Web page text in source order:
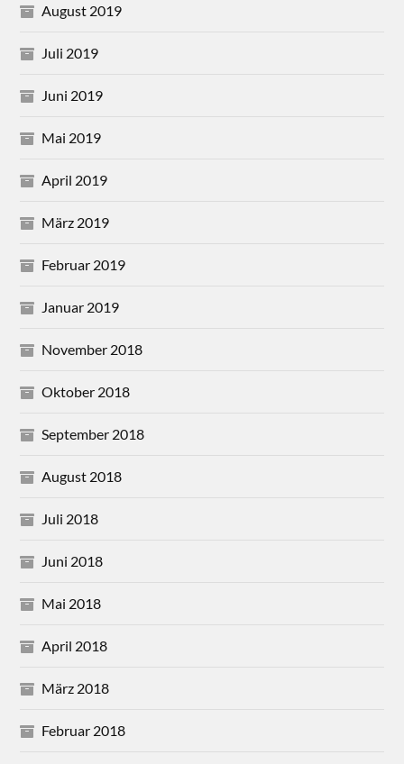
August 2019
Juli 2019
Juni 2019
Mai 2019
April 2019
März 2019
Februar 2019
Januar 2019
November 2018
Oktober 2018
September 2018
August 2018
Juli 2018
Juni 2018
Mai 2018
April 2018
März 2018
Februar 2018